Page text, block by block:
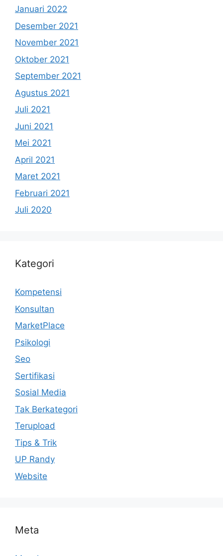
Januari 2022
Desember 2021
November 2021
Oktober 2021
September 2021
Agustus 2021
Juli 2021
Juni 2021
Mei 2021
April 2021
Maret 2021
Februari 2021
Juli 2020
Kategori
Kompetensi
Konsultan
MarketPlace
Psikologi
Seo
Sertifikasi
Sosial Media
Tak Berkategori
Terupload
Tips & Trik
UP Randy
Website
Meta